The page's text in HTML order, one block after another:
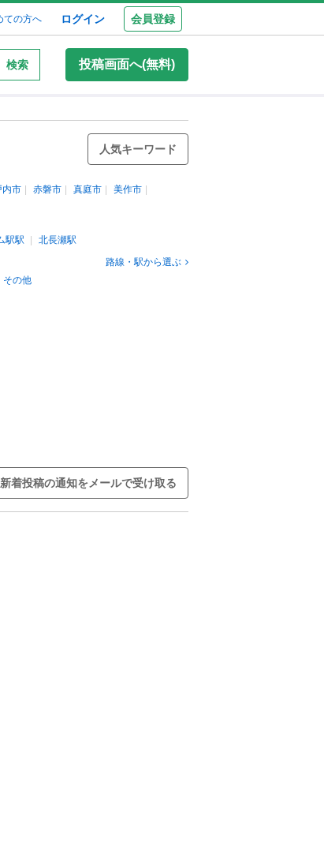
ての方へ ログイン 会員登録
検索 投稿画面へ(無料)
人気キーワード
内市 赤磐市 真庭市
美作市
駅駅
北長瀬駅
路線・駅から選ぶ
その他
新着投稿の通知をメールで受け取る